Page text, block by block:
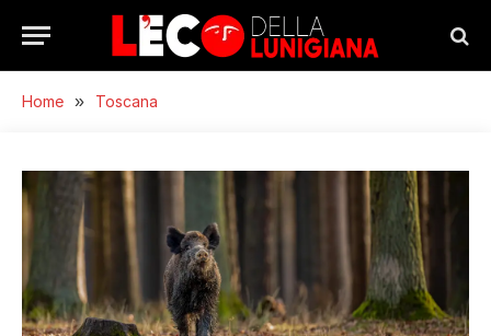
Home » Toscana